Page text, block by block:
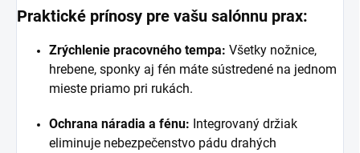
Praktické prínosy pre vašu salónnu prax:
Zrýchlenie pracovného tempa: Všetky nožnice,
hrebene, sponky aj fén máte sústredené na jednom
mieste priamo pri rukách.
Ochrana náradia a fénu: Integrovaný držiak
eliminuje nebezpečenstvo pádu drahých